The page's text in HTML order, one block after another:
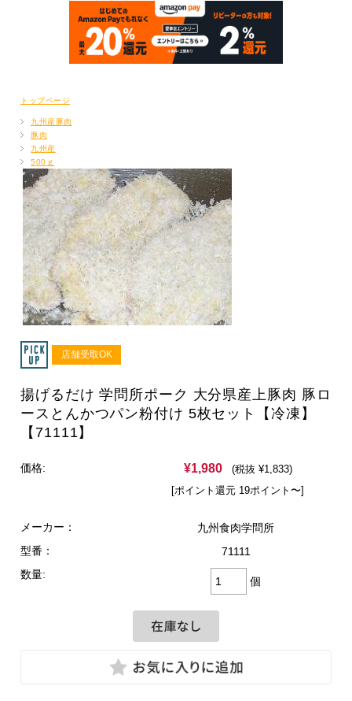
トップページ
九州産豚肉
豚肉
九州産
500ｇ
店舗受取OK
揚げるだけ 学問所ポーク 大分県産上豚肉 豚ロ
ースとんかつパン粉付け 5枚セット【冷凍】
【71111】
価格: ¥1,980
(税抜 ¥1,833)
[ポイント還元 19ポイント〜]
メーカー：
九州食肉学問所
型番：
71111
数量:
個